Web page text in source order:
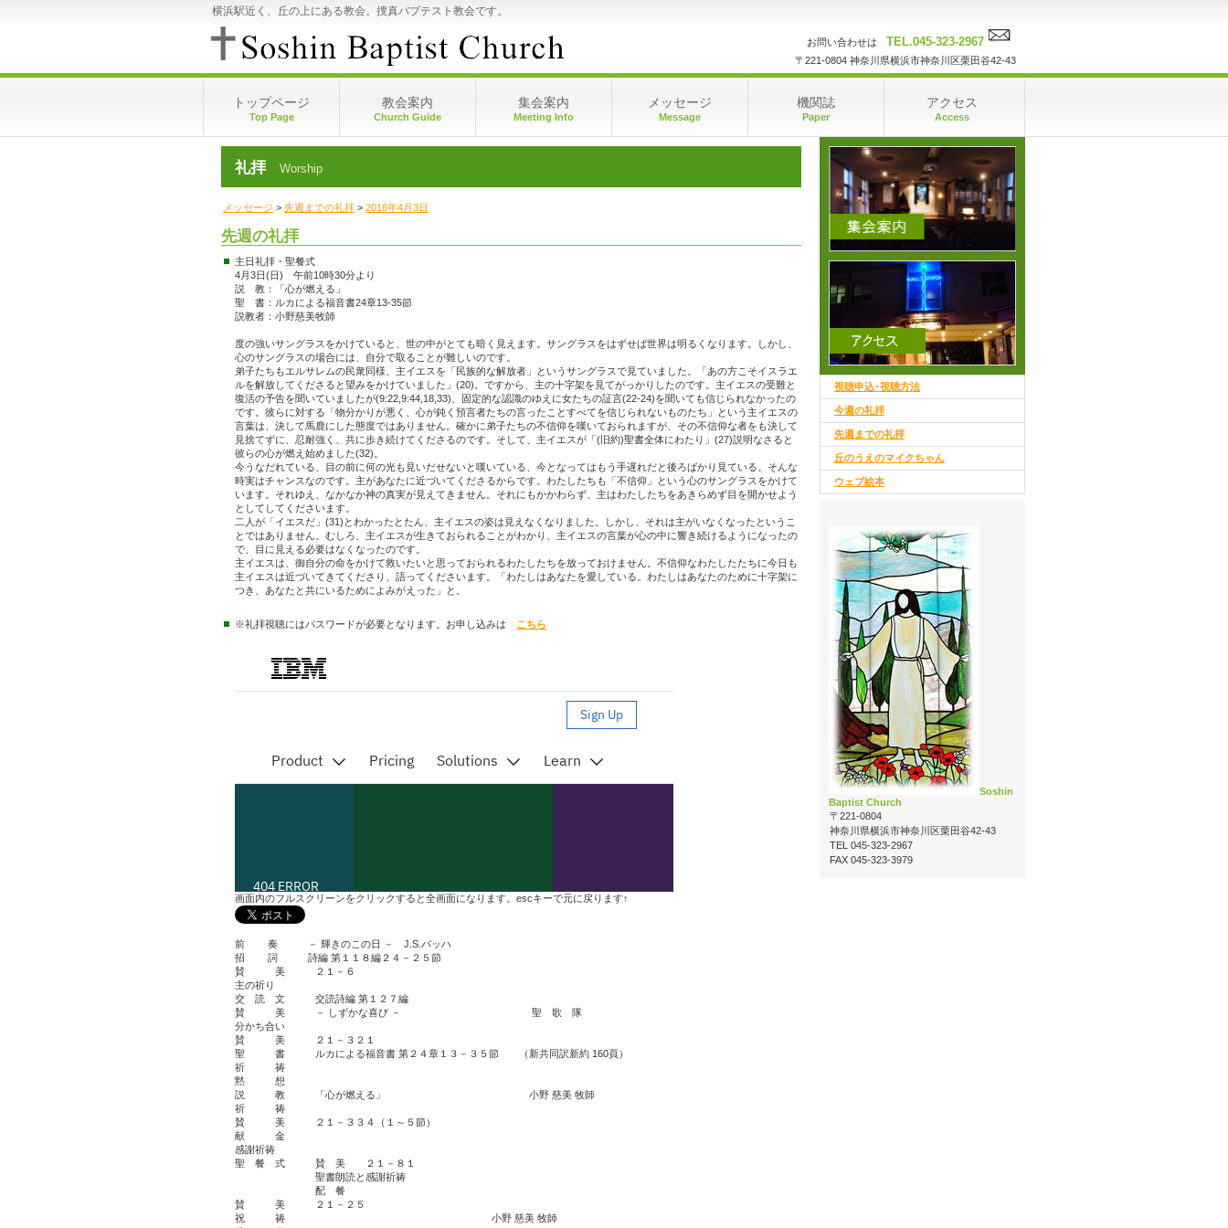
横浜駅近く、丘の上にある教会。捜真バプテスト教会です。
お問い合わせは TEL.045-323-2967
〒221-0804 神奈川県横浜市神奈川区栗田谷42-43
礼拝 Worship
メッセージ > 先週までの礼拝 > 2016年4月3日
先週の礼拝
主日礼拝・聖餐式
4月3日(日) 午前10時30分より
説 教：「心が燃える」
聖 書：ルカによる福音書24章13-35節
説教者：小野慈美牧師
度の強いサングラスをかけていると、世の中がとても暗く見えます。サングラスをはずせば世界は明るくなります。しかし、
心のサングラスの場合には、自分で取ることが難しいのです。
弟子たちもエルサレムの民衆同様、主イエスを「民族的な解放者」というサングラスで見ていました。「あの方こそイスラエ
ルを解放してくださると望みをかけていました」(20)。ですから、主の十字架を見てがっかりしたのです。主イエスの受難と
復活の予告を聞いていましたが(9:22,9:44,18,33)、固定的な認識のゆえに女たちの証言(22-24)を聞いても信じられなかったの
です。彼らに対する「物分かりが悪く、心が鈍く預言者たちの言ったことすべてを信じられないものたち」という主イエスの
言葉は、決して馬鹿にした態度ではありません。確かに弟子たちの不信仰を嘆いておられますが、その不信仰な者をも決して
見捨てずに、忍耐強く、共に歩き続けてくださるのです。そして、主イエスが「(旧約)聖書全体にわたり」(27)説明なさると
彼らの心が燃え始めました(32)。
今うなだれている、目の前に何の光も見いだせないと嘆いている、今となってはもう手遅れだと後ろばかり見ている。そんな
時実はチャンスなのです。主があなたに近づいてくださるからです。わたしたちも「不信仰」という心のサングラスをかけて
います。それゆえ、なかなか神の真実が見えてきません。それにもかかわらず、主はわたしたちをあきらめず目を開かせよう
としてしてくださいます。
二人が「イエスだ」(31)とわかったとたん、主イエスの姿は見えなくなりました。しかし、それは主がいなくなったというこ
とではありません。むしろ、主イエスが生きておられることがわかり、主イエスの言葉が心の中に響き続けるようになったの
で、目に見える必要はなくなったのです。
主イエスは、御自分の命をかけて救いたいと思っておられるわたしたちを放っておけません。不信仰なわたしたたちに今日も
主イエスは近づいてきてくださり、語ってくださいます。「わたしはあなたを愛している。わたしはあなたのために十字架に
つき、あなたと共にいるためによみがえった」と。
※礼拝視聴にはパスワードが必要となります。お申し込みは こちら
画面内のフルスクリーンをクリックすると全画面になります。escキーで元に戻ります↑
前 奏 － 輝きのこの日 － J.S.バッハ
招 詞 詩編 第１１８編２４－２５節
賛 美 ２１－６
主の祈り
交 読 文 交読詩編 第１２７編
賛 美 － しずかな喜び － 聖 歌 隊
分かち合い
賛 美 ２１－３２１
聖 書 ルカによる福音書 第２４章１３－３５節 （新共同訳新約 160頁）
祈 祷
黙 想
説 教 「心が燃える」 小野 慈美 牧師
祈 祷
賛 美 ２１－３３４（１～５節）
献 金
感謝祈祷
聖 餐 式 賛 美 ２１－８１
聖書朗読と感謝祈祷
配 餐
賛 美 ２１－２５
祝 祷 小野 慈美 牧師
トップページ
Top Page
教会案内
Church Guide
集会案内
Meeting Info
メッセージ
Message
機関誌
Paper
アクセス
Access
今週の礼拝
ウェブ絵本
視聴申込･視聴方法
今週の礼拝
先週までの礼拝
丘のうえのマイクちゃん
ウェブ絵本
Soshin
Baptist Church
〒221-0804
神奈川県横浜市神奈川区栗田谷42-43
TEL 045-323-2967
FAX 045-323-3979